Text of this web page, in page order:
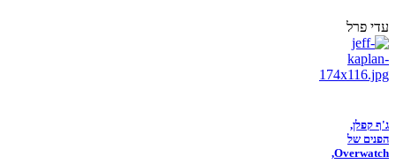
עדי פרל
ג'ף קפלן,
הפנים של
Overwatch,